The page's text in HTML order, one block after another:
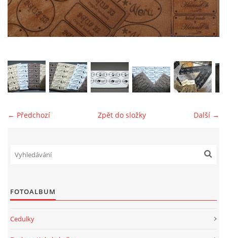
jk-laguna@seznam.cz
← Předchozí Další →
Zpět do složky
FOTOALBUM
Cedulky